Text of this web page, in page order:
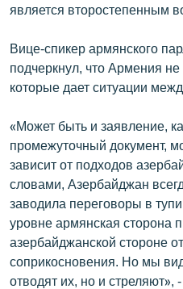
ՀԵՏԵՎԵՔ ՄԵԶ
«Ազատության» բոլոր
является второстепенным
Вице-спикер армянского
подчеркнул, что Армения
которые дает ситуации
«Может быть и заявление,
промежуточный документ,
зависит от подходов
словами, Азербайджан
заводила переговоры в
уровне армянская сторона
азербайджанской стороне
соприкосновения. Но мы
отводят их, но и стреляют»,